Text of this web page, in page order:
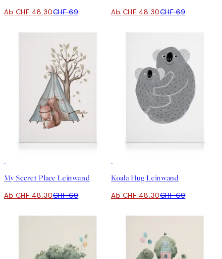
Ab CHF 48.30CHF 69 Ab CHF 48.30CHF 69
My Secret Place Leinwand
Ab CHF 48.30CHF 69
Koala Hug Leinwand
Ab CHF 48.30CHF 69